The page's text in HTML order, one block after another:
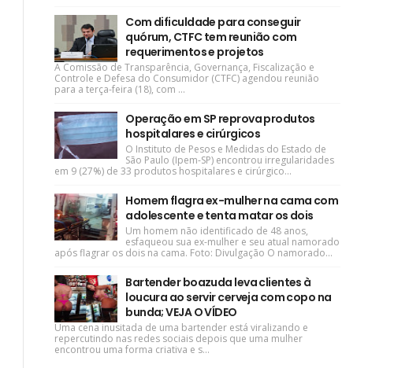
Com dificuldade para conseguir
quórum, CTFC tem reunião com
requerimentos e projetos
A Comissão de Transparência, Governança, Fiscalização e
Controle e Defesa do Consumidor (CTFC) agendou reunião
para a terça-feira (18), com ...
Operação em SP reprova produtos
hospitalares e cirúrgicos
O Instituto de Pesos e Medidas do Estado de
São Paulo (Ipem-SP) encontrou irregularidades
em 9 (27%) de 33 produtos hospitalares e cirúrgico...
Homem flagra ex-mulher na cama com
adolescente e tenta matar os dois
Um homem não identificado de 48 anos,
esfaqueou sua ex-mulher e seu atual namorado
após flagrar os dois na cama. Foto: Divulgação O namorado...
Bartender boazuda leva clientes à
loucura ao servir cerveja com copo na
bunda; VEJA O VÍDEO
Uma cena inusitada de uma bartender está viralizando e
repercutindo nas redes sociais depois que uma mulher
encontrou uma forma criativa e s...